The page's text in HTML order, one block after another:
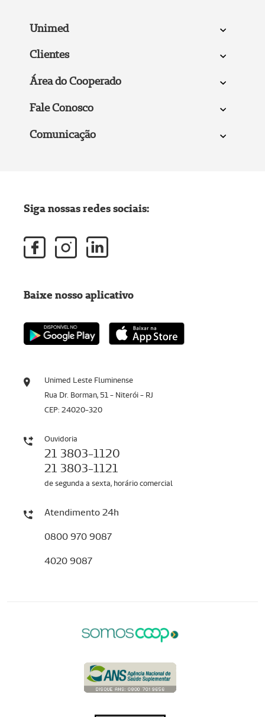
Unimed
Clientes
Área do Cooperado
Fale Conosco
Comunicação
Unimed Leste Fluminense
Rua Dr. Borman, 51 - Niterói - RJ
CEP: 24020-320
Ouvidoria
21 3803-1120
21 3803-1121
de segunda a sexta, horário comercial
Atendimento 24h
0800 970 9087
4020 9087
Siga nossas redes sociais:
Baixe nosso aplicativo